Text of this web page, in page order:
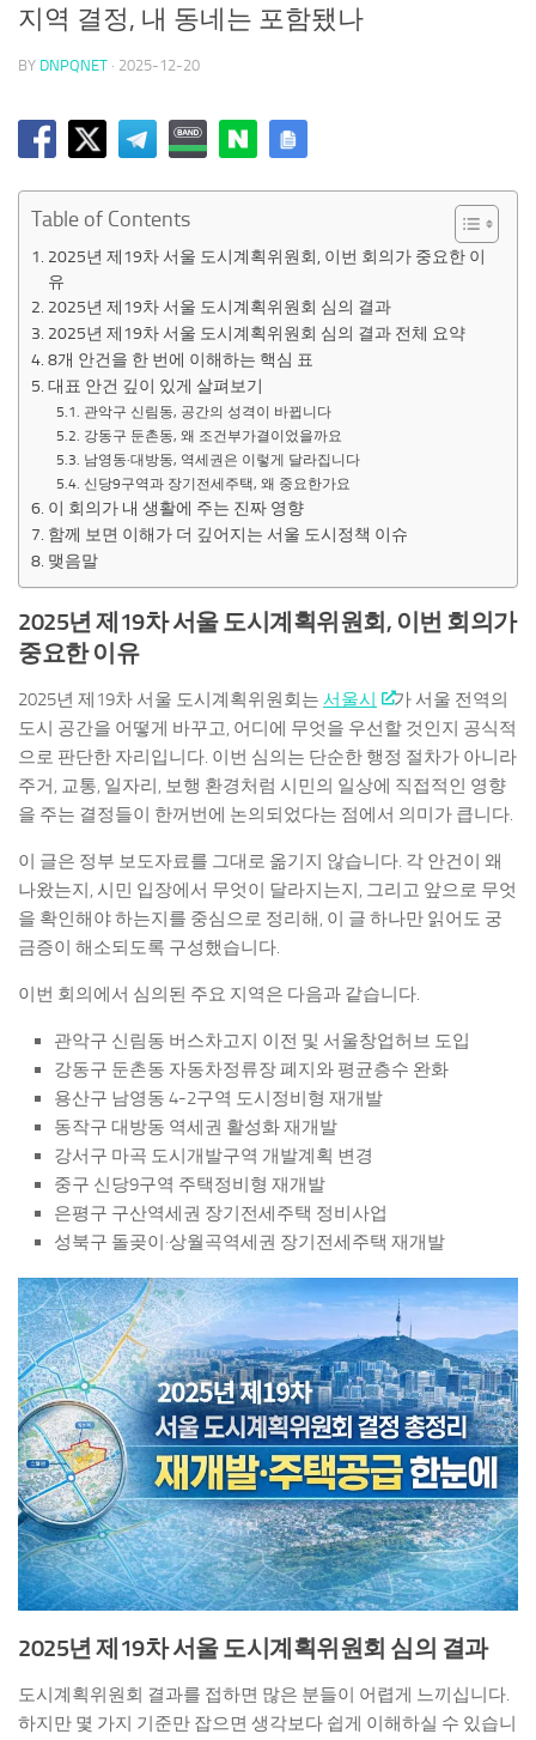
지역 결정, 내 동네는 포함됐나
BY DNPQNET · 2025-12-20
Table of Contents
2025년 제19차 서울 도시계획위원회, 이번 회의가 중요한 이
유
2025년 제19차 서울 도시계획위원회 심의 결과
2025년 제19차 서울 도시계획위원회 심의 결과 전체 요약
8개 안건을 한 번에 이해하는 핵심 표
대표 안건 깊이 있게 살펴보기
관악구 신림동, 공간의 성격이 바뀝니다
강동구 둔촌동, 왜 조건부가결이었을까요
남영동·대방동, 역세권은 이렇게 달라집니다
신당9구역과 장기전세주택, 왜 중요한가요
이 회의가 내 생활에 주는 진짜 영향
함께 보면 이해가 더 깊어지는 서울 도시정책 이슈
맺음말
2025년 제19차 서울 도시계획위원회, 이번 회의가
중요한 이유
2025년 제19차 서울 도시계획위원회는 서울시
가 서울 전역의
도시 공간을 어떻게 바꾸고, 어디에 무엇을 우선할 것인지 공식적
으로 판단한 자리입니다. 이번 심의는 단순한 행정 절차가 아니라
주거, 교통, 일자리, 보행 환경처럼 시민의 일상에 직접적인 영향
을 주는 결정들이 한꺼번에 논의되었다는 점에서 의미가 큽니다.
이 글은 정부 보도자료를 그대로 옮기지 않습니다. 각 안건이 왜
나왔는지, 시민 입장에서 무엇이 달라지는지, 그리고 앞으로 무엇
을 확인해야 하는지를 중심으로 정리해, 이 글 하나만 읽어도 궁
금증이 해소되도록 구성했습니다.
이번 회의에서 심의된 주요 지역은 다음과 같습니다.
관악구 신림동 버스차고지 이전 및 서울창업허브 도입
강동구 둔촌동 자동차정류장 폐지와 평균층수 완화
용산구 남영동 4-2구역 도시정비형 재개발
동작구 대방동 역세권 활성화 재개발
강서구 마곡 도시개발구역 개발계획 변경
중구 신당9구역 주택정비형 재개발
은평구 구산역세권 장기전세주택 정비사업
성북구 돌곶이·상월곡역세권 장기전세주택 재개발
2025년 제19차 서울 도시계획위원회 심의 결과
도시계획위원회 결과를 접하면 많은 분들이 어렵게 느끼십니다.
하지만 몇 가지 기준만 잡으면 생각보다 쉽게 이해하실 수 있습니